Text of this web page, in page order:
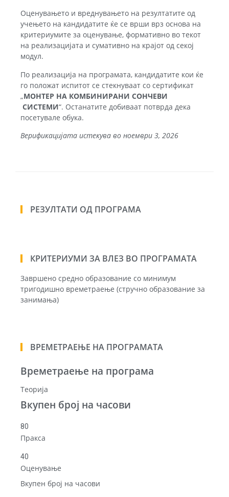
Оценувањето и вреднувањето на резултатите од
учењето на кандидатите ќе се врши врз основа на
критериумите за оценување, формативно во текот
на реализацијата и сумативно на крајот од секој
модул.
По реализација на програмата, кандидатите кои ќе
го положат испитот се стекнуваат со сертификат
„МОНТЕР НА КОМБИНИРАНИ СОНЧЕВИ
СИСТЕМИ“. Останатите добиваат потврда дека
посетувале обука.
Верификацијата истекува во ноември 3, 2026
РЕЗУЛТАТИ ОД ПРОГРАМА
КРИТЕРИУМИ ЗА ВЛЕЗ ВО ПРОГРАМАТА
Завршено средно образование со минимум
тригодишно времетраење (стручно образование за
занимања)
ВРЕМЕТРАЕЊЕ НА ПРОГРАМАТА
Времетраење на програма
Теорија
Вкупен број на часови
80
Пракса
40
Оценување
Вкупен број на часови